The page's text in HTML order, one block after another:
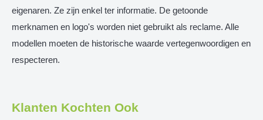
eigenaren. Ze zijn enkel ter informatie. De getoonde
merknamen en logo's worden niet gebruikt als reclame. Alle
modellen moeten de historische waarde vertegenwoordigen en
respecteren.
Klanten Kochten Ook